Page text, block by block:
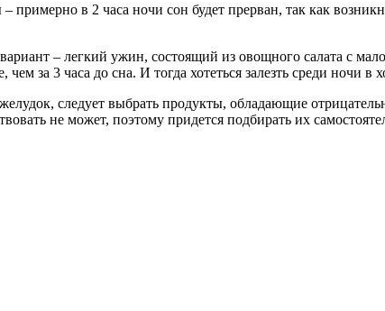
в 2 часа ночи сон будет прерван, так как
– легкий ужин, состоящий из овощного салата с
за 3 часа до сна. И тогда хотеться залезть среди ночи в
следует выбрать продукты, обладающие
не может, поэтому придется подбирать их